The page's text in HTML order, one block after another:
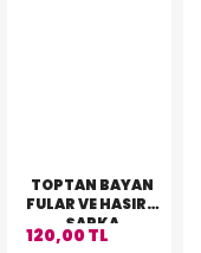
TOPTAN BAYAN
FULAR VE HASIRLI
ŞAPKA
120,00 TL